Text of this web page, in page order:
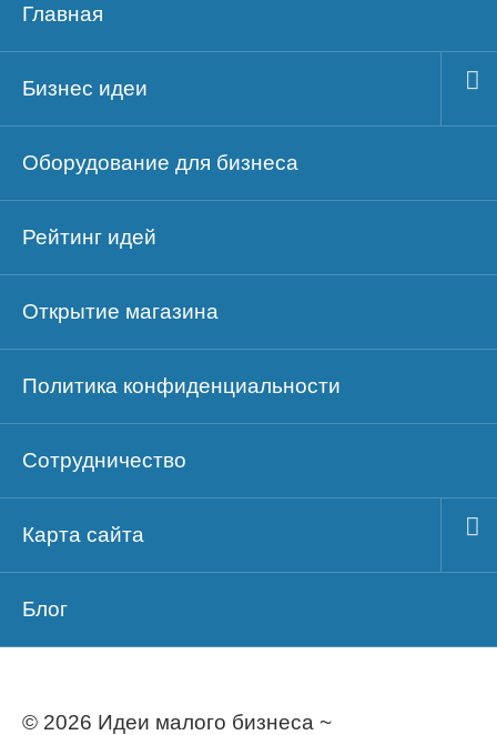
Главная
Бизнес идеи
Оборудование для бизнеса
Рейтинг идей
Открытие магазина
Политика конфиденциальности
Сотрудничество
Карта сайта
Блог
© 2026 Идеи малого бизнеса ~